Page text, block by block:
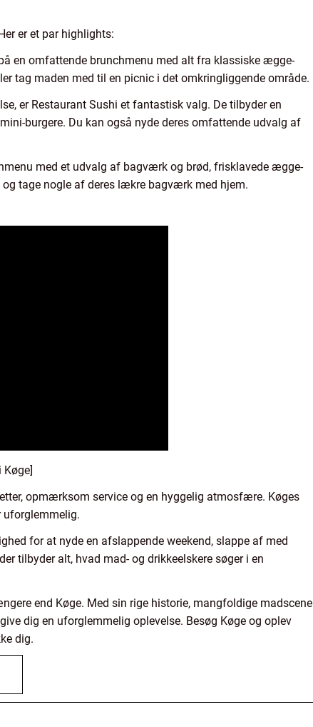
er et par highlights:
en omfattende brunchmenu med alt fra klassiske ægge-
tag maden med til en picnic i det omkringliggende område.
er Restaurant Sushi et fantastisk valg. De tilbyder en
burgere. Du kan også nyde deres omfattende udvalg af
med et udvalg af bagværk og brød, frisklavede ægge-
tage nogle af deres lækre bagværk med hjem.
opmærksom service og en hyggelig atmosfære. Køges
uforglemmelig.
for at nyde en afslappende weekend, slappe af med
tilbyder alt, hvad mad- og drikkeelskere søger i en
end Køge. Med sin rige historie, mangfoldige madscene
dig en uforglemmelig oplevelse. Besøg Køge og oplev
dig.